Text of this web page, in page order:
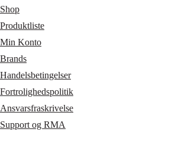
Shop
Produktliste
Min Konto
Brands
Handelsbetingelser
Fortrolighedspolitik
Ansvarsfraskrivelse
Support og RMA